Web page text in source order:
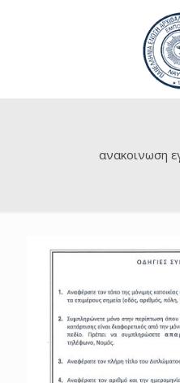
ανακοινωση